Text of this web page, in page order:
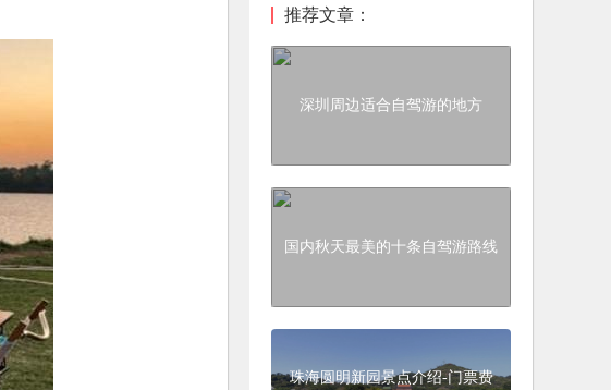
推荐文章：
深圳周边适合自驾游的地方
国内秋天最美的十条自驾游路线
珠海圆明新园景点介绍-门票费